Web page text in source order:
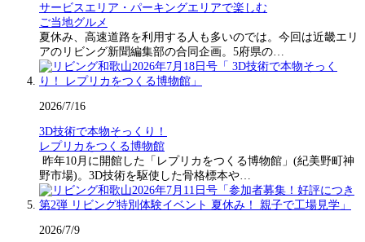
サービスエリア・パーキングエリアで楽しむ
ご当地グルメ
夏休み、高速道路を利用する人も多いのでは。今回は近畿エリ
アのリビング新聞編集部の合同企画。5府県の…
2026/7/16
3D技術で本物そっくり！
レプリカをつくる博物館
昨年10月に開館した「レプリカをつくる博物館」(紀美野町神
野市場)。3D技術を駆使した骨格標本や…
2026/7/9